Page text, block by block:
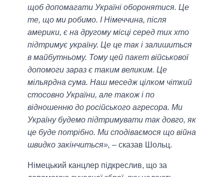
щоб допомагати Україні оборонятися. Це
те, що ми робимо. І Німеччина, після
америки, є на другому місці серед тих хто
підтримує україну. Це це так і залишиться
в майбутньому. Тому цей пакет військової
допомоги зараз є таким великим. Це
мільярдна сума. Наш меседж цілком чіткий
стосовно України, але також і по
відношенню до російського агресора. Ми
Україну будемо підтримувати так довго, як
це буде потрібно. Ми сподіваємося що війна
швидко закінчиться», – сказав Шольц.
Німецький канцлер підкреслив, що за